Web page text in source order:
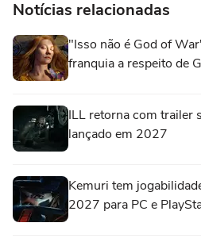
Notícias relacionadas
"Isso não é God of
franquia a respeito de
ILL retorna com trailer
lançado em 2027
Kemuri tem
2027 para PC e